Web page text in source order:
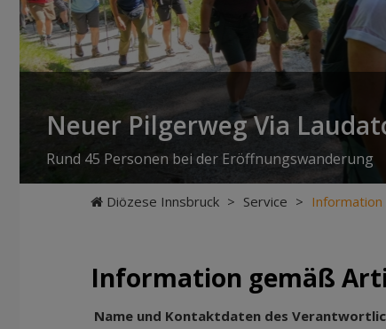
Neuer Pilgerweg Via
Rund 45 Personen bei der Eröffnungswanderung
Diözese Innsbruck > Service > Information
Information gemäß
Name und Kontaktdaten des